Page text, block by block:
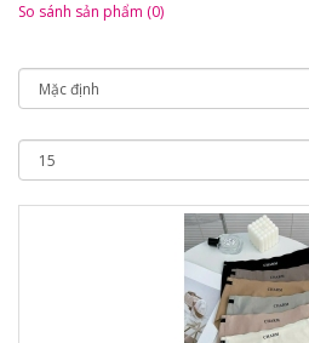
So sánh sản phẩm (0)